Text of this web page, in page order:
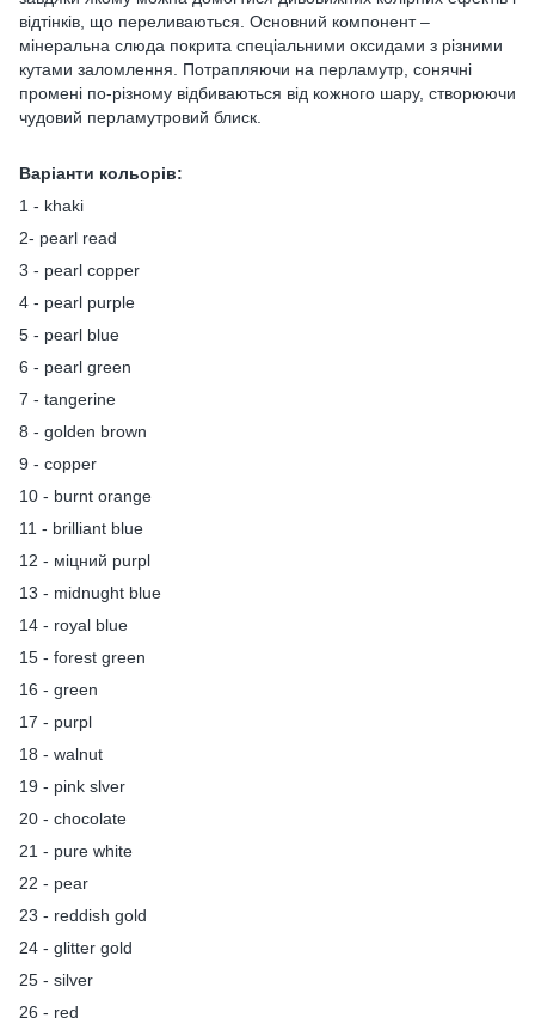
відтінків, що переливаються. Основний компонент –
мінеральна слюда покрита спеціальними оксидами з різними
кутами заломлення. Потрапляючи на перламутр, сонячні
промені по-різному відбиваються від кожного шару, створюючи
чудовий перламутровий блиск.
Варіанти кольорів:
1 - khaki
2- pearl read
3 - pearl copper
4 - pearl purple
5 - pearl blue
6 - pearl green
7 - tangerine
8 - golden brown
9 - copper
10 - burnt orange
11 - brilliant blue
12 - міцний purpl
13 - midnught blue
14 - royal blue
15 - forest green
16 - green
17 - purpl
18 - walnut
19 - pink slver
20 - chocolate
21 - pure white
22 - pear
23 - reddish gold
24 - glitter gold
25 - silver
26 - red